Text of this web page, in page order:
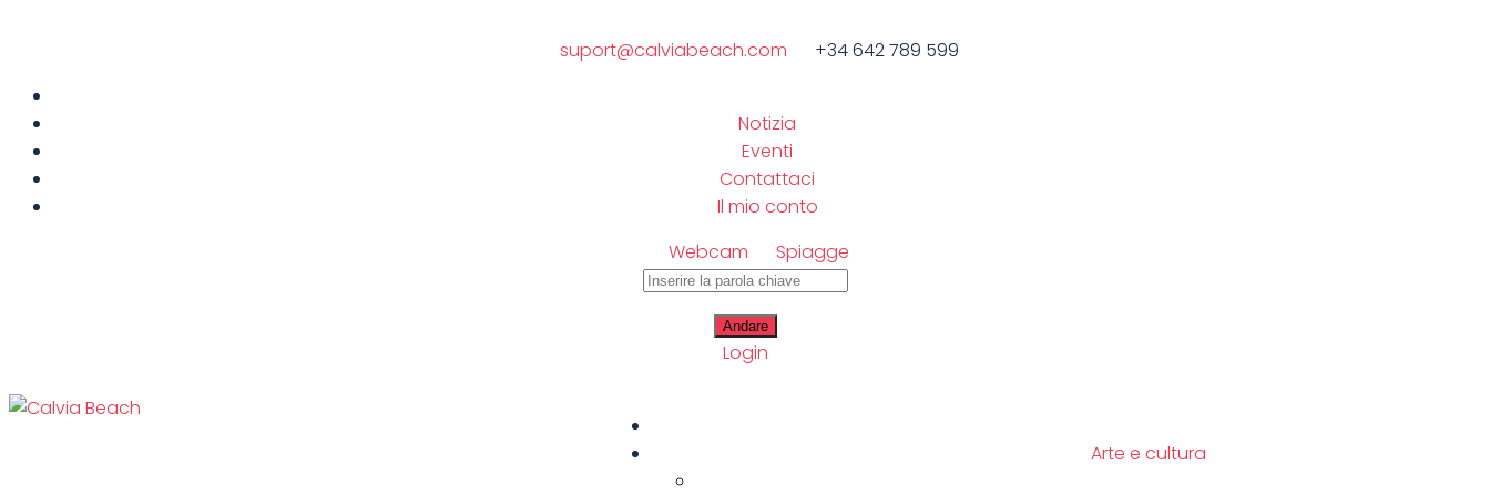
suport@calviabeach.com +34 642 789 599
Notizia
Eventi
Contattaci
Il mio conto
Webcam
Spiagge
Login
Arte e cultura